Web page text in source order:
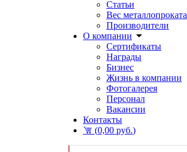
Статьи
Вес металлопроката
Производители
О компании
Сертификаты
Награды
Бизнес
Жизнь в компании
Фотогалерея
Персонал
Вакансии
Контакты
(0,00 руб.)